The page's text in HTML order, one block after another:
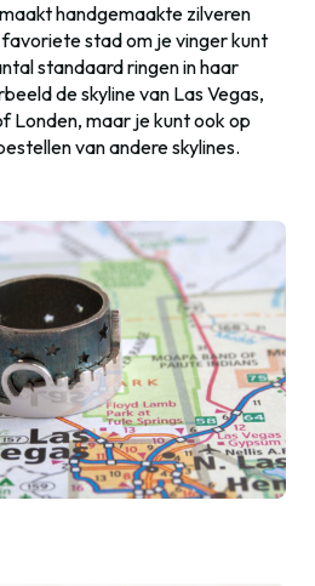
maakt handgemaakte zilveren
stad om je vinger kunt
standaard ringen in haar
de skyline van Las Vegas,
Londen, maar je kunt ook op
van andere skylines.